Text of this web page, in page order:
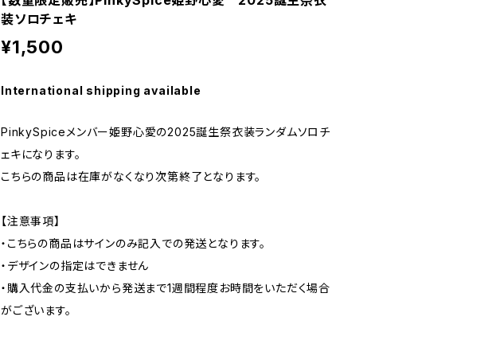
装ソロチェキ
¥1,500
International shipping available
PinkySpiceメンバー姫野心愛の2025誕生祭衣装ランダムソロチ
ェキになります。
こちらの商品は在庫がなくなり次第終了となります。
【注意事項】
・こちらの商品はサインのみ記入での発送となります。
・デザインの指定はできません
・購入代金の支払いから発送まで1週間程度お時間をいただく場合
がございます。